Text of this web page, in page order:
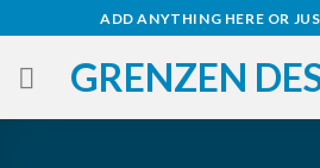
springen
ADD ANYTHING HERE OR
GRENZEN